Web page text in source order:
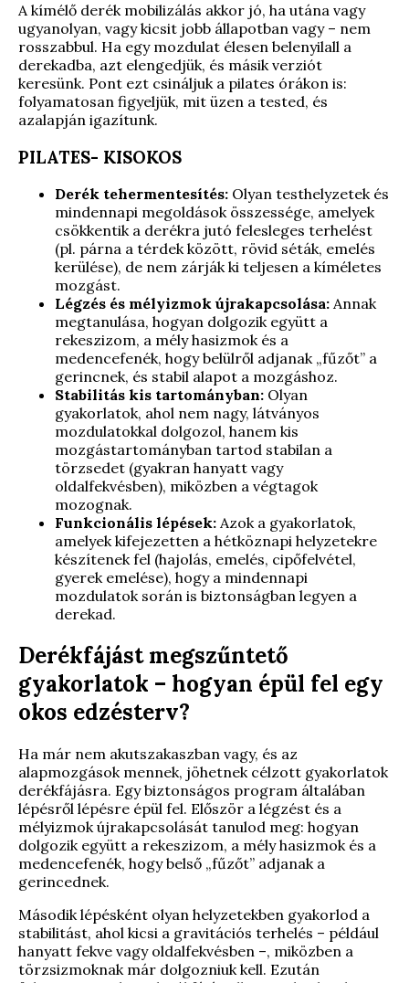
A kímélő derék mobilizálás akkor jó, ha utána vagy
ugyanolyan, vagy kicsit jobb állapotban vagy – nem
rosszabbul. Ha egy mozdulat élesen belenyilall a
derekadba, azt elengedjük, és másik verziót
keresünk. Pont ezt csináljuk a pilates órákon is:
folyamatosan figyeljük, mit üzen a tested, és
azalapján igazítunk.
PILATES- KISOKOS
Derék tehermentesítés: Olyan testhelyzetek és
mindennapi megoldások összessége, amelyek
csökkentik a derékra jutó felesleges terhelést
(pl. párna a térdek között, rövid séták, emelés
kerülése), de nem zárják ki teljesen a kíméletes
mozgást.
Légzés és mélyizmok újrakapcsolása: Annak
megtanulása, hogyan dolgozik együtt a
rekeszizom, a mély hasizmok és a
medencefenék, hogy belülről adjanak „fűzőt” a
gerincnek, és stabil alapot a mozgáshoz.
Stabilitás kis tartományban: Olyan
gyakorlatok, ahol nem nagy, látványos
mozdulatokkal dolgozol, hanem kis
mozgástartományban tartod stabilan a
törzsedet (gyakran hanyatt vagy
oldalfekvésben), miközben a végtagok
mozognak.
Funkcionális lépések: Azok a gyakorlatok,
amelyek kifejezetten a hétköznapi helyzetekre
készítenek fel (hajolás, emelés, cipőfelvétel,
gyerek emelése), hogy a mindennapi
mozdulatok során is biztonságban legyen a
derekad.
Derékfájást megszűntető
gyakorlatok – hogyan épül fel egy
okos edzésterv?
Ha már nem akutszakaszban vagy, és az
alapmozgások mennek, jöhetnek célzott gyakorlatok
derékfájásra. Egy biztonságos program általában
lépésről lépésre épül fel. Először a légzést és a
mélyizmok újrakapcsolását tanulod meg: hogyan
dolgozik együtt a rekeszizom, a mély hasizmok és a
medencefenék, hogy belső „fűzőt” adjanak a
gerincednek.
Második lépésként olyan helyzetekben gyakorlod a
stabilitást, ahol kicsi a gravitációs terhelés – például
hanyatt fekve vagy oldalfekvésben –, miközben a
törzsizmoknak már dolgozniuk kell. Ezután